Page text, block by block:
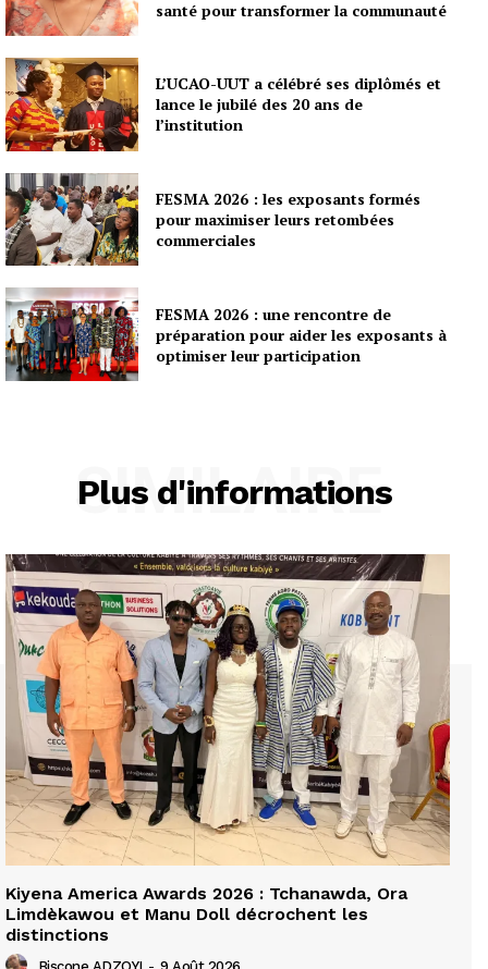
santé pour transformer la communauté
L’UCAO-UUT a célébré ses diplômés et
lance le jubilé des 20 ans de
l’institution
FESMA 2026 : les exposants formés
pour maximiser leurs retombées
commerciales
FESMA 2026 : une rencontre de
préparation pour aider les exposants à
optimiser leur participation
Plus d'informations
SIMILAIRE
Kiyena America Awards 2026 : Tchanawda, Ora
Limdèkawou et Manu Doll décrochent les
distinctions